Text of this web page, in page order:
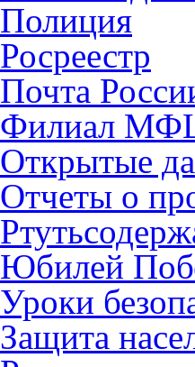
Полиция
Росреестр
Почта
Филиал
Открытые
Отчеты о
Юбилей
Уроки
Защита